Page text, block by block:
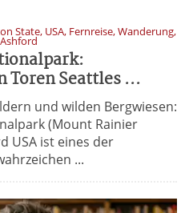
State, USA, Fernreise, Wanderung,
Toren Seattles ...
und wilden Bergwiesen:
(Mount Rainier
USA ist eines der
...